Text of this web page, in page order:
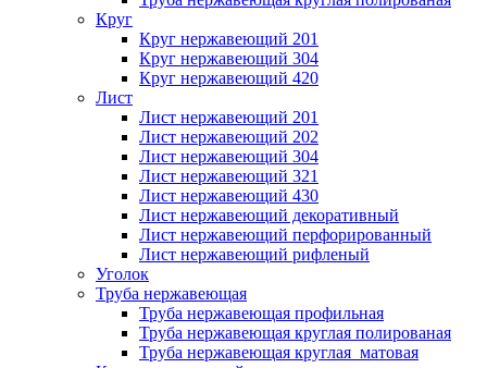
Круг
Круг нержавеющий 201
Круг нержавеющий 304
Круг нержавеющий 420
Лист
Лист нержавеющий 201
Лист нержавеющий 202
Лист нержавеющий 304
Лист нержавеющий 321
Лист нержавеющий 430
Лист нержавеющий декоративный
Лист нержавеющий перфорированный
Лист нержавеющий рифленый
Уголок
Труба нержавеющая
Труба нержавеющая профильная
Труба нержавеющая круглая полированая
Труба нержавеющая круглая матовая